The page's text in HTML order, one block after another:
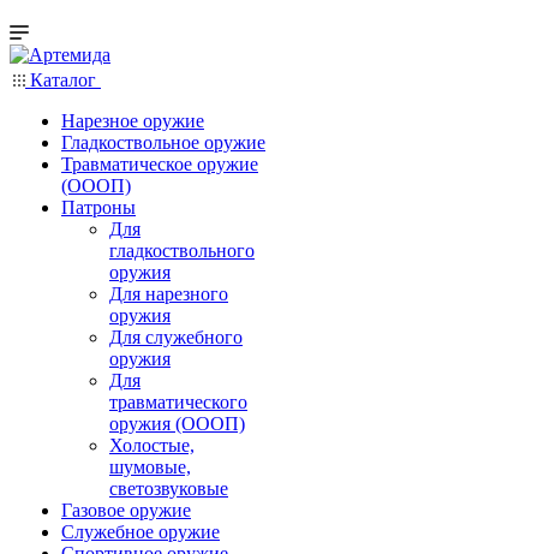
Каталог
Нарезное оружие
Гладкоствольное оружие
Травматическое оружие
(ОООП)
Патроны
Для
гладкоствольного
оружия
Для нарезного
оружия
Для служебного
оружия
Для
травматического
оружия (ОООП)
Холостые,
шумовые,
светозвуковые
Газовое оружие
Служебное оружие